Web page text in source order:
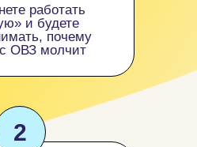
работать
и будете
почему
ОВЗ молчит
2